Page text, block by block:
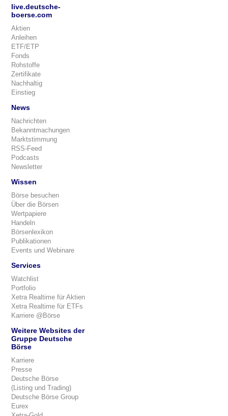
live.deutsche-
boerse.com
Aktien
Anleihen
ETF/ETP
Fonds
Rohstoffe
Zertifikate
Nachhaltig
Einstieg
News
Nachrichten
Bekanntmachungen
Marktstimmung
RSS-Feed
Podcasts
Newsletter
Wissen
Börse besuchen
Über die Börsen
Wertpapiere
Handeln
Börsenlexikon
Publikationen
Events und Webinare
Services
Watchlist
Portfolio
Xetra Realtime für Aktien
Xetra Realtime für ETFs
Karriere @Börse
Weitere Websites der
Gruppe Deutsche
Börse
Karriere
Presse
Deutsche Börse
(Listing und Trading)
Deutsche Börse Group
Eurex